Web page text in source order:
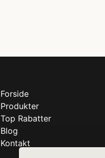
Forside
Produkter
Top Rabatter
Blog
Kontakt